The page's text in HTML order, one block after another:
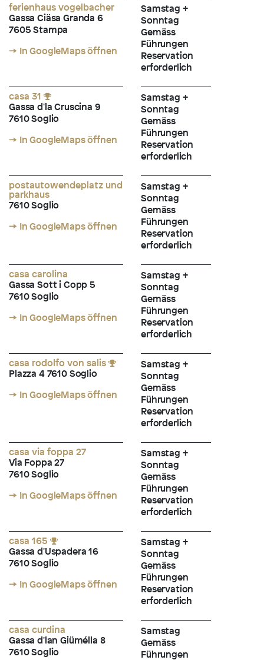
ferienhaus vogelbacher
Gassa Ciäsa Granda 6
7605 Stampa
→ In GoogleMaps öffnen
Samstag +
Sonntag
Gemäss
Führungen
Reservation
erforderlich
casa 31
Gassa d'la Cruscina 9
7610 Soglio
→ In GoogleMaps öffnen
Samstag +
Sonntag
Gemäss
Führungen
Reservation
erforderlich
postautowendeplatz und
parkhaus
7610 Soglio
→ In GoogleMaps öffnen
Samstag +
Sonntag
Gemäss
Führungen
Reservation
erforderlich
casa carolina
Gassa Sott i Copp 5
7610 Soglio
→ In GoogleMaps öffnen
Samstag +
Sonntag
Gemäss
Führungen
Reservation
erforderlich
casa rodolfo von salis
Plazza 4 7610 Soglio
→ In GoogleMaps öffnen
Samstag +
Sonntag
Gemäss
Führungen
Reservation
erforderlich
casa via foppa 27
Via Foppa 27
7610 Soglio
→ In GoogleMaps öffnen
Samstag +
Sonntag
Gemäss
Führungen
Reservation
erforderlich
casa 165
Gassa d'Uspadera 16
7610 Soglio
→ In GoogleMaps öffnen
Samstag +
Sonntag
Gemäss
Führungen
Reservation
erforderlich
casa curdina
Gassa d'lan Giümélla 8
7610 Soglio
Samstag
Gemäss
Führungen